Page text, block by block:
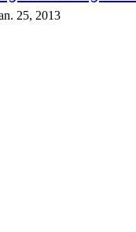
25, 2013